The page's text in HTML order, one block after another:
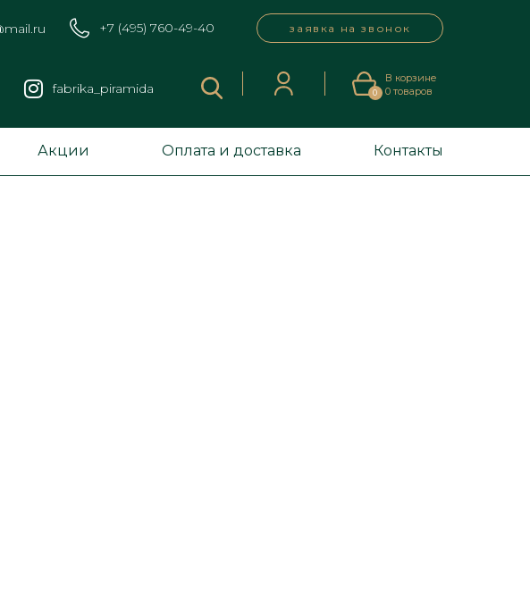
+7 (495) 760-49-40 заявка на звонок
fabrika_piramida 0
В корзине
0товаров
Акции Оплата и доставка Контакты